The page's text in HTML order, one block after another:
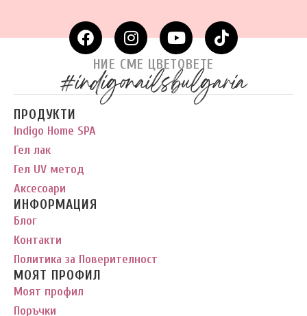
НИЕ СМЕ ЦВЕТОВЕТЕ
#indigonailsbulgaria
ПРОДУКТИ
Indigo Home SPA
Гел лак
Гел UV метод
Аксесоари
ИНФОРМАЦИЯ
Блог
Контакти
Политика за Поверителност
МОЯТ ПРОФИЛ
Моят профил
Поръчки